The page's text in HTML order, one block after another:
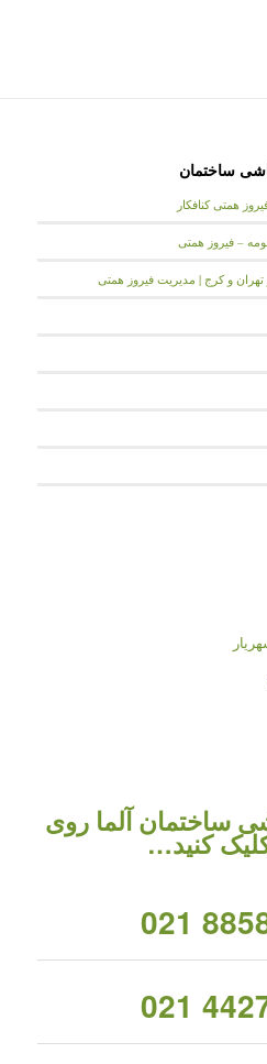
ساختمان
همتی کنافکار
– فیروز همتی
و کرج | مدیریت فیروز همتی
ساختمان آلما روی
کنید…
021
021